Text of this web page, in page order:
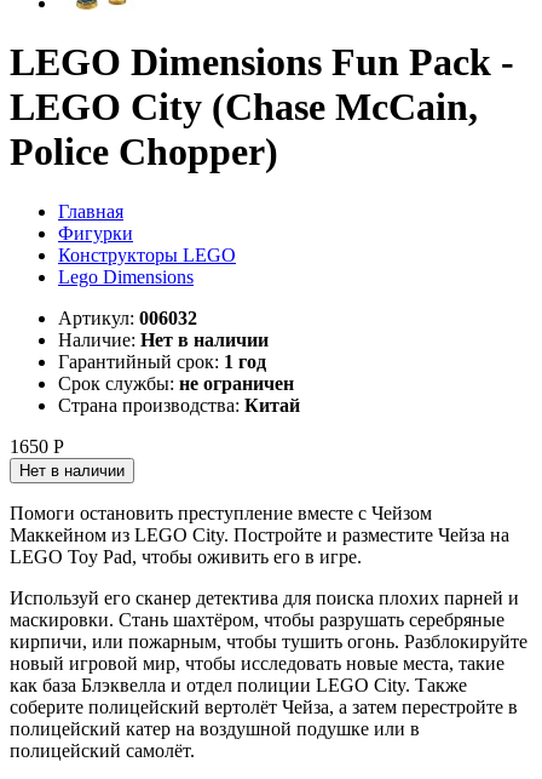
LEGO Dimensions Fun Pack -
LEGO City (Chase McCain,
Police Chopper)
Главная
Фигурки
Конструкторы LEGO
Lego Dimensions
Артикул: 006032
Наличие: Нет в наличии
Гарантийный срок: 1 год
Срок службы: не ограничен
Страна производства: Китай
1650 Р
Нет в наличии
Помоги остановить преступление вместе с Чейзом
Маккейном из LEGO City. Постройте и разместите Чейза на
LEGO Toy Pad, чтобы оживить его в игре.
Используй его сканер детектива для поиска плохих парней и
маскировки. Стань шахтёром, чтобы разрушать серебряные
кирпичи, или пожарным, чтобы тушить огонь. Разблокируйте
новый игровой мир, чтобы исследовать новые места, такие
как база Блэквелла и отдел полиции LEGO City. Также
соберите полицейский вертолёт Чейза, а затем перестройте в
полицейский катер на воздушной подушке или в
полицейский самолёт.